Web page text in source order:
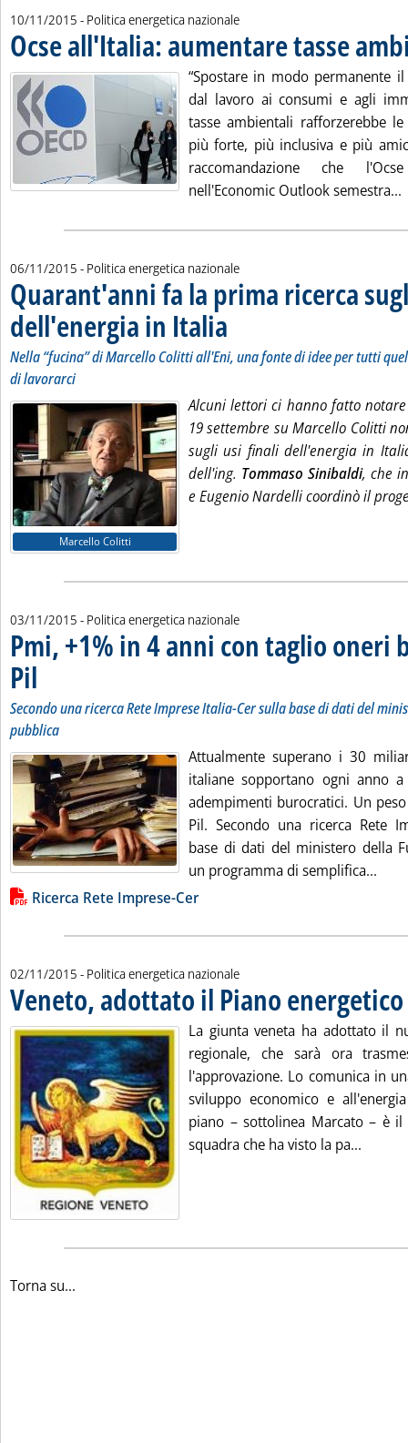
10/11/2015 - Politica energetica nazionale
Ocse all'Italia: aumentare tasse
“Spostare in modo permanente
dal lavoro ai consumi e agli
tasse ambientali rafforzerebbe
più forte, più inclusiva e più
raccomandazione che
nell'Economic Outlook semestra...
06/11/2015 - Politica energetica nazionale
Quarant'anni fa la prima ricerca
dell'energia in Italia . Sottotitolo: Nella “fucina” di
. Pubblicata venerdì 06 novembre 2015
Nella “fucina” di Marcello Colitti all'Eni, una fonte di idee per tutti
di lavorarci
Marcello Colitti
Alcuni lettori ci hanno fatto
19 settembre su Marcello Colitti
sugli usi finali dell'energia in
dell'ing. Tommaso Sinibaldi, che
e Eugenio Nardelli coordinò il
03/11/2015 - Politica energetica nazionale
Pmi, +1% in 4 anni con taglio oneri
Pil . Sottotitolo: Secondo una ricerca Rete Imprese Italia-Cer sulla base di dati del
Secondo una ricerca Rete Imprese Italia-Cer sulla base di dati del
pubblica
Attualmente superano i 30
italiane sopportano ogni anno a
adempimenti burocratici. Un
Pil. Secondo una ricerca Rete
base di dati del ministero della
un programma di semplifica...
Lista allegati PDF alla notizia
Ricerca Rete Imprese-Cer
02/11/2015 - Politica energetica nazionale
Veneto, adottato il Piano energetico
La giunta veneta ha adottato il
regionale, che sarà ora
l'approvazione. Lo comunica in
sviluppo economico e
piano – sottolinea Marcato – è
squadra che ha visto la pa...
Torna su...